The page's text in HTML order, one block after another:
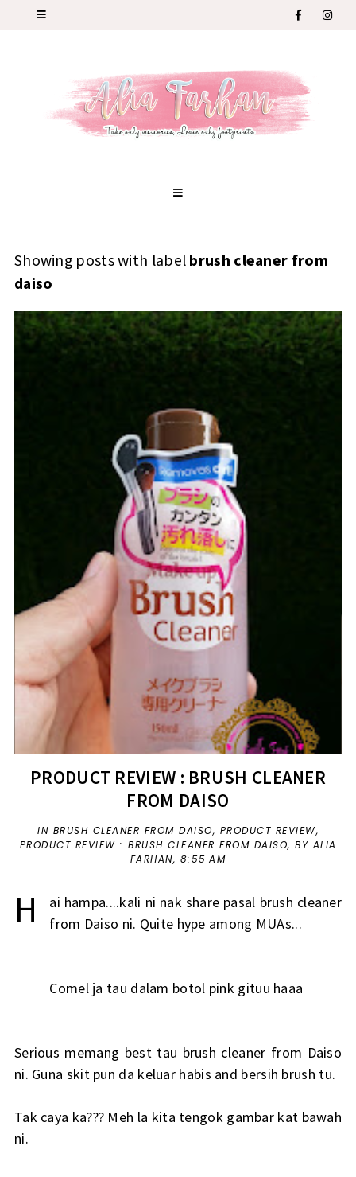
Showing posts with label brush cleaner from
daiso
PRODUCT REVIEW : BRUSH CLEANER
FROM DAISO
IN BRUSH CLEANER FROM DAISO, PRODUCT REVIEW,
PRODUCT REVIEW : BRUSH CLEANER FROM DAISO, BY ALIA
FARHAN, 8:55 AM
H
ai hampa....kali ni nak share pasal brush cleaner
from Daiso ni. Quite hype among MUAs...
Comel ja tau dalam botol pink gituu haaa
Serious memang best tau brush cleaner from Daiso
ni. Guna skit pun da keluar habis and bersih brush tu.
Tak caya ka??? Meh la kita tengok gambar kat bawah
ni.